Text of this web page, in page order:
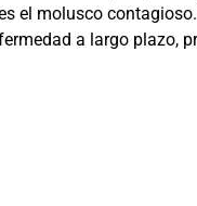
el molusco contagioso.
a largo plazo,